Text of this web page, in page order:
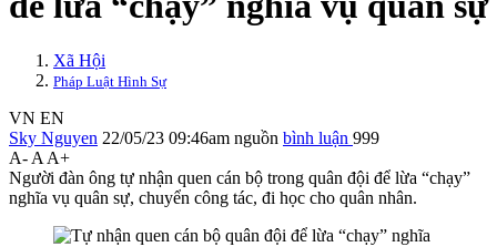
Xã Hội
Pháp Luật Hình Sự
VN EN
Sky Nguyen 22/05/23 09:46am nguồn bình luận 999
A- A A+
Người đàn ông tự nhận quen cán bộ trong quân đội để lừa “chạy”
nghĩa vụ quân sự, chuyển công tác, đi học cho quân nhân.